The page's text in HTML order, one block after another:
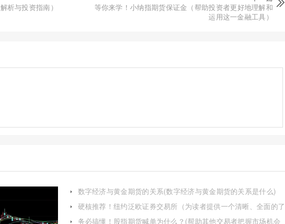
析与投资指南）
等你来学！小纳指期货保证金（帮助投资者更好地理解和
运用这一金融工具）
数字经济与黄金期货的关系(数字经济与黄金期货的关系是什么)
硬核推荐！纽约泛欧证券交易所（为读者提供一个清晰、全面的了
务必搞懂！股指期货喊单为什么？(帮助其他交易者把握市场机会